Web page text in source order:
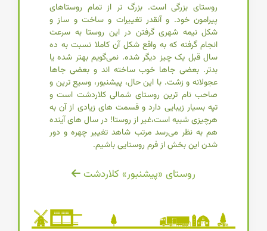
روستای بزرگی است. بزرگ تر از تمام روستاهای
پیرامون خود. و آنقدر تغییرات و ساخت و ساز و
شکل نیمه شهری گرفتن در این روستا به سرعت
انجام گرفته که به واقع شکل آن کاملا نسبت به ده
سال قبل یک چیز دیگر شده. نمی‌گویم بهتر شده یا
بدتر. بعضی جاها خوب ساخته اند و بعضی جاها
عجولانه و زشت. با این حال، پیشنبور، وسیع ترین و
صاحب نام ترین روستای شمالی کلاردشت است و
تپه بسیار زیبایی دارد و قسمت های زیادی از آن به
هرچیزی شبیه است،‌غیر از روستا! در سال های آینده
هم به نظر می‌رسد مرتب شاهد تغییر چهره و دور
شدن این بخش از فرم روستایی باشیم.
روستای «پیشنبور» کلاردشت